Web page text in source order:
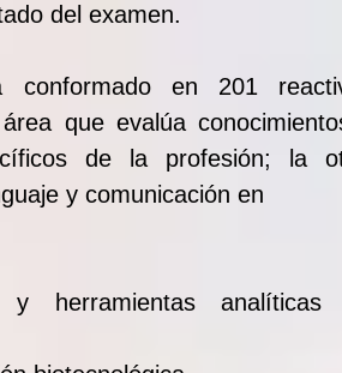
del examen.
conformado en 201
que evalúa
de la profesión; la
y comunicación en
y herramientas analíticas